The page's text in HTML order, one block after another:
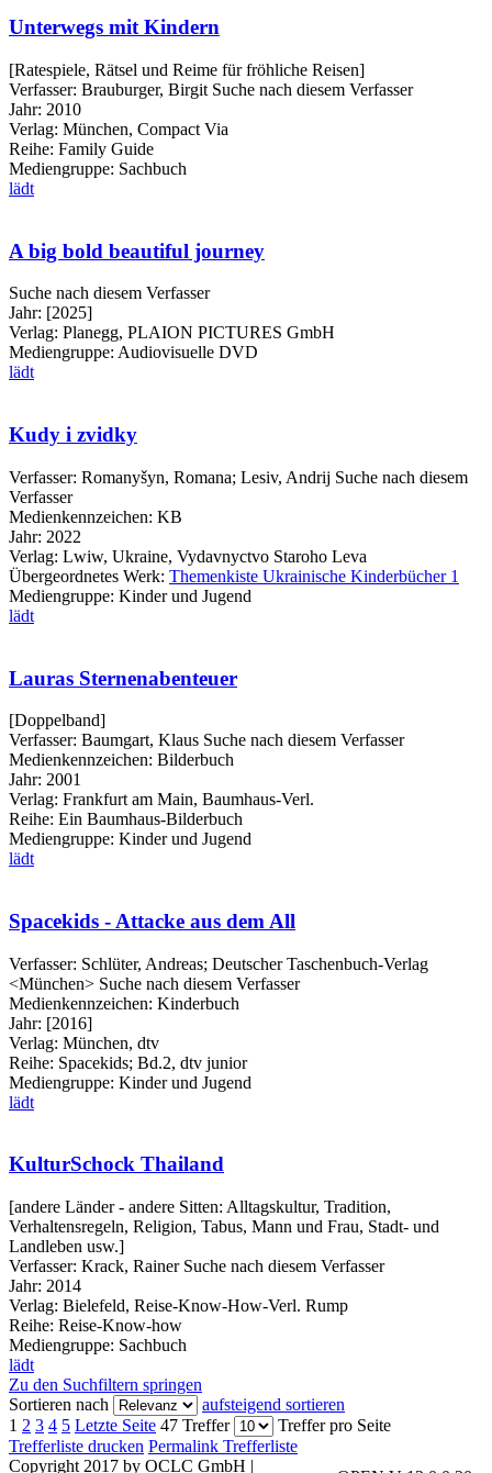
Unterwegs mit Kindern
[Ratespiele, Rätsel und Reime für fröhliche Reisen]
Verfasser: Brauburger, Birgit Suche nach diesem Verfasser
Jahr: 2010
Verlag: München, Compact Via
Reihe: Family Guide
Mediengruppe: Sachbuch
lädt
A big bold beautiful journey
Suche nach diesem Verfasser
Jahr: [2025]
Verlag: Planegg, PLAION PICTURES GmbH
Mediengruppe: Audiovisuelle DVD
lädt
Kudy i zvidky
Verfasser: Romanyšyn, Romana; Lesiv, Andrij Suche nach diesem
Verfasser
Medienkennzeichen: KB
Jahr: 2022
Verlag: Lwiw, Ukraine, Vydavnyctvo Staroho Leva
Übergeordnetes Werk: Themenkiste Ukrainische Kinderbücher 1
Mediengruppe: Kinder und Jugend
lädt
Lauras Sternenabenteuer
[Doppelband]
Verfasser: Baumgart, Klaus Suche nach diesem Verfasser
Medienkennzeichen: Bilderbuch
Jahr: 2001
Verlag: Frankfurt am Main, Baumhaus-Verl.
Reihe: Ein Baumhaus-Bilderbuch
Mediengruppe: Kinder und Jugend
lädt
Spacekids - Attacke aus dem All
Verfasser: Schlüter, Andreas; Deutscher Taschenbuch-Verlag
<München> Suche nach diesem Verfasser
Medienkennzeichen: Kinderbuch
Jahr: [2016]
Verlag: München, dtv
Reihe: Spacekids; Bd.2, dtv junior
Mediengruppe: Kinder und Jugend
lädt
KulturSchock Thailand
[andere Länder - andere Sitten: Alltagskultur, Tradition,
Verhaltensregeln, Religion, Tabus, Mann und Frau, Stadt- und
Landleben usw.]
Verfasser: Krack, Rainer Suche nach diesem Verfasser
Jahr: 2014
Verlag: Bielefeld, Reise-Know-How-Verl. Rump
Reihe: Reise-Know-how
Mediengruppe: Sachbuch
lädt
Zu den Suchfiltern springen
Sortieren nach
aufsteigend sortieren
1 2 3 4 5 Letzte Seite 47 Treffer
Treffer pro Seite
Trefferliste drucken Permalink Trefferliste
Copyright 2017 by OCLC GmbH |